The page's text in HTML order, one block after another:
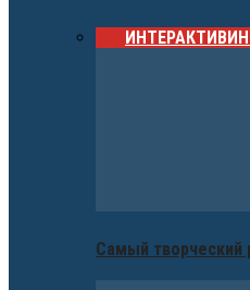
ИНТЕРАКТИВ
Самый творческий